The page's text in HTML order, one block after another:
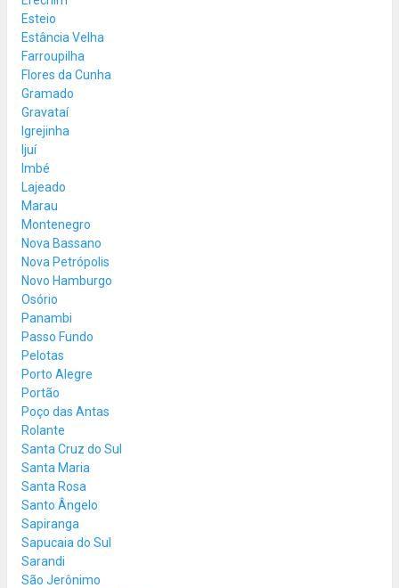
Esteio
Estância Velha
Farroupilha
Flores da Cunha
Gramado
Gravataí
Igrejinha
Ijuí
Imbé
Lajeado
Marau
Montenegro
Nova Bassano
Nova Petrópolis
Novo Hamburgo
Osório
Panambi
Passo Fundo
Pelotas
Porto Alegre
Portão
Poço das Antas
Rolante
Santa Cruz do Sul
Santa Maria
Santa Rosa
Santo Ângelo
Sapiranga
Sapucaia do Sul
Sarandi
São Jerônimo